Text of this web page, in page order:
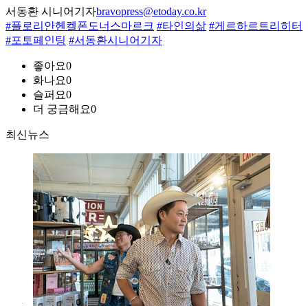
서동환 시니어기자bravopress@etoday.co.kr
#플로리안헨켈폰도너스마르크 #타인의삶 #게르하르트리히터
#포토페인팅 #서동환시니어기자
좋아요0
화나요0
슬퍼요0
더 궁금해요0
최신뉴스